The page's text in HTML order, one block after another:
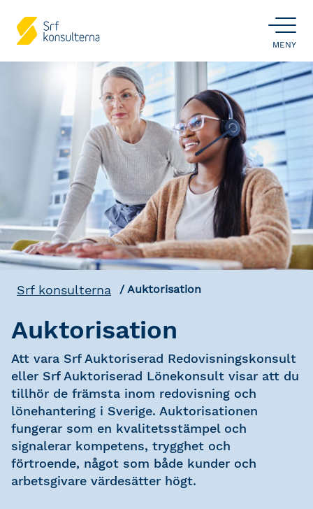
ÖPPNA
MENY
Srf konsulterna Auktorisation
Auktorisation
Att vara Srf Auktoriserad Redovisningskonsult
eller Srf Auktoriserad Lönekonsult visar att du
tillhör de främsta inom redovisning och
lönehantering i Sverige. Auktorisationen
fungerar som en kvalitetsstämpel och
signalerar kompetens, trygghet och
förtroende, något som både kunder och
arbetsgivare värdesätter högt.